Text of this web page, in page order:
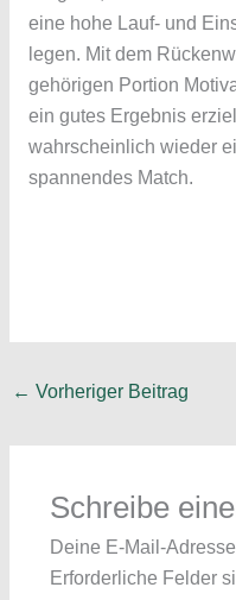
eine hohe Lauf- und
legen. Mit dem
gehörigen Portion
ein gutes Ergebnis
wahrscheinlich wieder
spannendes Match.
← Vorheriger Beitrag
Schreibe
Deine E-Mail-
Erforderliche Felder